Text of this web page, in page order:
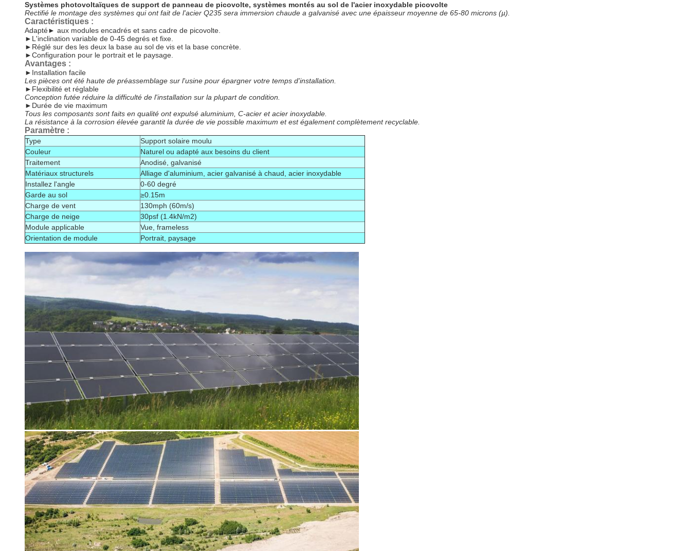
Systèmes photovoltaïques de support de panneau de picovolte, systèmes montés au sol de l'acier inoxydable picovolte
Rectifié le montage des systèmes qui ont fait de l'acier Q235 sera immersion chaude a galvanisé avec une épaisseur moyenne de 65-80 microns (µ).
Caractéristiques :
Adapté► aux modules encadrés et sans cadre de picovolte.
►L'inclination variable de 0-45 degrés et fixe.
►Réglé sur des les deux la base au sol de vis et la base concrète.
►Configuration pour le portrait et le paysage.
Avantages :
► Installation facile
Les pièces ont été haute de préassemblage sur l'usine pour épargner votre temps d'installation.
► Flexibilité et réglable
Conception futée réduire la difficulté de l'installation sur la plupart de condition.
► Durée de vie maximum
Tous les composants sont faits en qualité ont expulsé aluminium, C-acier et acier inoxydable.
La résistance à la corrosion élevée garantit la durée de vie possible maximum et est également complètement recyclable.
Paramètre :
Type
Support solaire moulu
Couleur
Naturel ou adapté aux besoins du client
Traitement
Anodisé, galvanisé
Matériaux structurels
Alliage d'aluminium, acier galvanisé à chaud, acier inoxydable
Installez l'angle
0-60 degré
Garde au sol
≥0.15m
Charge de vent
130mph (60m/s)
Charge de neige
30psf (1.4kN/m2)
Module applicable
Vue, frameless
Orientation de module
Portrait, paysage